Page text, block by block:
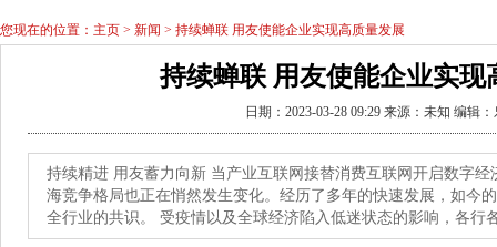
您现在的位置： 主页 > 新闻 > 持续蝉联 用友使能企业实现高质量发展
持续蝉联 用友使能企业实现
日期：2023-03-28 09:29 来源：未知 编辑
持续精进 用友蓄力向新 当产业互联网接替消费互联网开启数字
海竞争格局也正在悄然发生变化。经历了多年的快速发展，如今
全行业的共识。 受疫情以及全球经济陷入低迷状态的影响，各行